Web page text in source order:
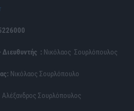
: Νικόλαος Σουρλόπουλος
Νικόλαος Σουρλόπουλο
Αλέξανδρος Σουρλόπουλος